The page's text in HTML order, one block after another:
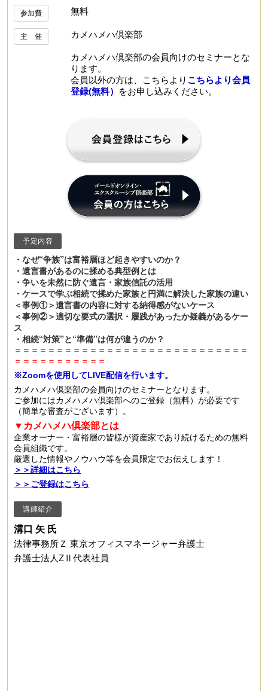
参加費 無料
主 催 カメハメハ倶楽部
カメハメハ倶楽部の会員向けのセミナーとな
ります。
会員以外の方は、こちらより こちらより会員
登録(無料） をお申し込みください。
予定内容
・なぜ“争族”は富裕層ほど起きやすいのか？
・遺言書があるのに揉める典型例とは
・争いを未然に防ぐ遺言・家族信託の活用
・ケースで学ぶ相続で揉めた家族と円満に解決した家族の違い
＜事例①＞遺言書の内容に対する納得感がないケース
＜事例②＞適切な要式の選択・履践があったか疑義があるケー
ス
・相続“対策”と“準備”は何が違うのか？
＝＝＝＝＝＝＝＝＝＝＝＝＝＝＝＝＝＝＝＝＝＝＝＝＝＝＝＝
＝＝＝＝＝＝＝＝＝＝＝
※Zoomを使用してLIVE配信を行います。
カメハメハ倶楽部の会員向けのセミナーとなります。
ご参加にはカメハメハ倶楽部へのご登録（無料）が必要です
（簡単な審査がございます）。
▼カメハメハ倶楽部とは
企業オーナー・富裕層の皆様が資産家であり続けるための無料
会員組織です。
厳選した情報やノウハウ等を会員限定でお伝えします！
＞＞詳細はこちら
＞＞ご登録はこちら
講師紹介
溝口 矢 氏
法律事務所Ｚ 東京オフィスマネージャー弁護士
弁護士法人ZⅡ代表社員